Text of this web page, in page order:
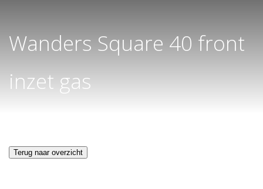
Wanders Square 40 front
inzet gas
Terug naar overzicht